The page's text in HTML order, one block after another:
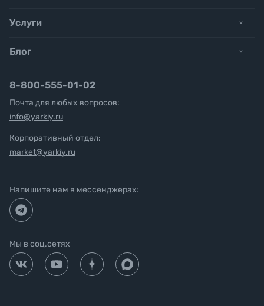
Услуги
Блог
8-800-555-01-02
Почта для любых вопросов:
info@yarkiy.ru
Корпоративный отдел:
market@yarkiy.ru
Напишите нам в мессенджерах:
Мы в соц.сетях